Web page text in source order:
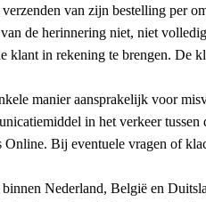
van zijn bestelling per
de herinnering niet, niet
klant in rekening te brengen. De
manier aansprakelijk voor
in het verkeer
Bij eventuele vragen of
Nederland, België en